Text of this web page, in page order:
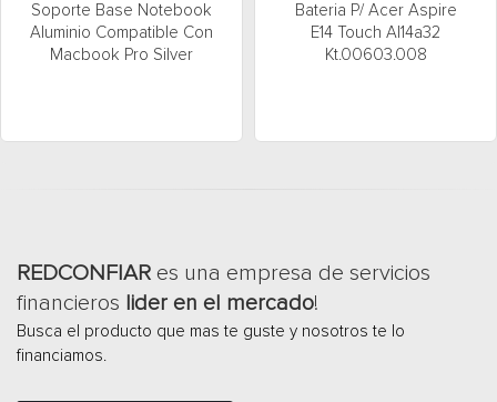
Soporte Base Notebook
Aluminio Compatible Con
Macbook Pro Silver
Bateria P/ Acer Aspire
E14 Touch Al14a32
Kt.00603.008
REDCONFIAR es una empresa de servicios
financieros lider en el mercado!
Busca el producto que mas te guste y nosotros te lo
financiamos.